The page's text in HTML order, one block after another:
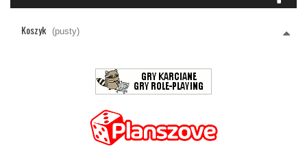
Koszyk (pusty)